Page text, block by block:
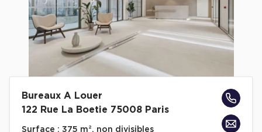
Bureaux A Louer
122 Rue La Boetie 75008 Paris
Surface : 375 m², non divisibles